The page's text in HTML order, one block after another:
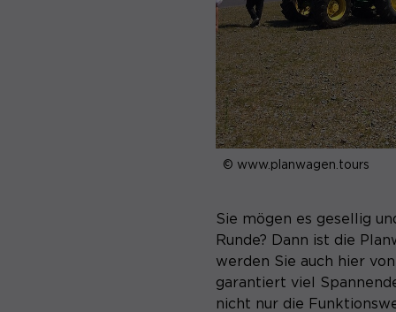
© www.planwagen.tours
Sie mögen es gesellig
Runde? Dann ist die
werden Sie auch hier
garantiert viel
nicht nur die